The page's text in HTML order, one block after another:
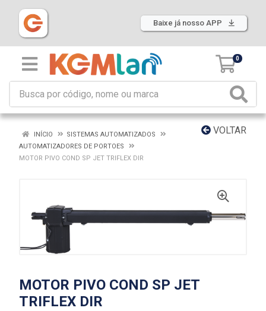
Baixe já nosso APP
0
VOLTAR
INÍCIO
SISTEMAS AUTOMATIZADOS
AUTOMATIZADORES DE PORTOES
MOTOR PIVO COND SP JET TRIFLEX DIR
MOTOR PIVO COND SP JET
TRIFLEX DIR